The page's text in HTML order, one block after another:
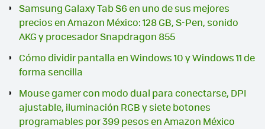
Samsung Galaxy Tab S6 en uno de sus mejores
precios en Amazon México: 128 GB, S-Pen, sonido
AKG y procesador Snapdragon 855
Cómo dividir pantalla en Windows 10 y Windows 11 de
forma sencilla
Mouse gamer con modo dual para conectarse, DPI
ajustable, iluminación RGB y siete botones
programables por 399 pesos en Amazon México